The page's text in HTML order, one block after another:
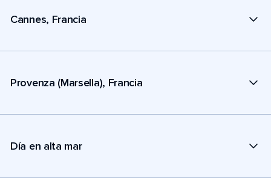
Cannes, Francia
Provenza (Marsella), Francia
Día en alta mar